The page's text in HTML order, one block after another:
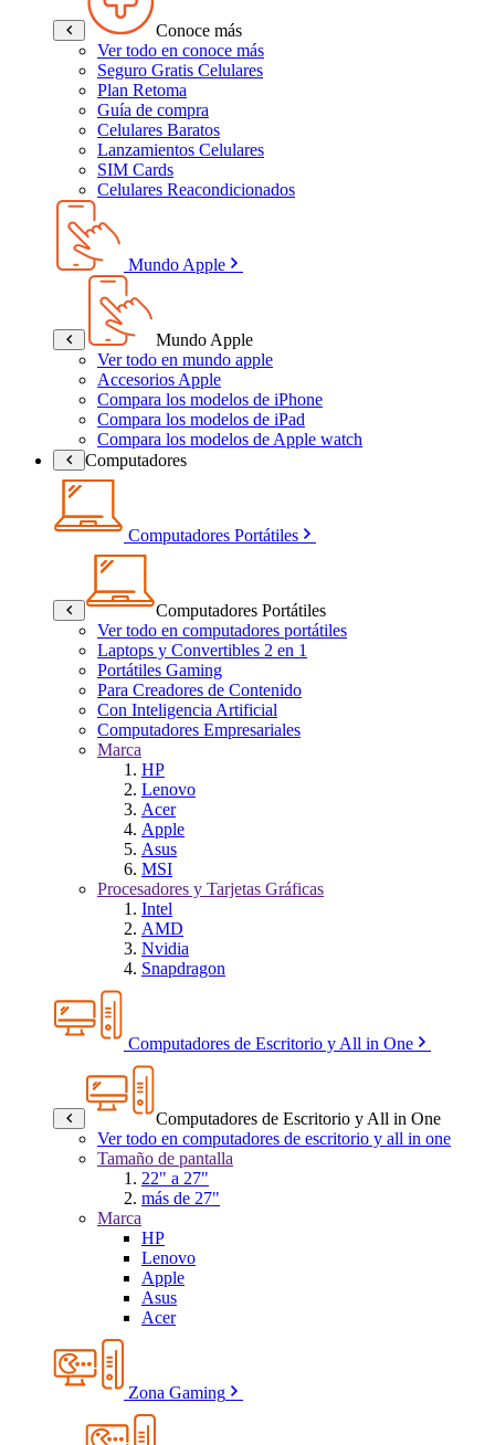
Conoce más
Ver todo en conoce más
Seguro Gratis Celulares
Plan Retoma
Guía de compra
Celulares Baratos
Lanzamientos Celulares
SIM Cards
Celulares Reacondicionados
Mundo Apple
Mundo Apple
Ver todo en mundo apple
Accesorios Apple
Compara los modelos de iPhone
Compara los modelos de iPad
Compara los modelos de Apple watch
Computadores
Computadores Portátiles
Computadores Portátiles
Ver todo en computadores portátiles
Laptops y Convertibles 2 en 1
Portátiles Gaming
Para Creadores de Contenido
Con Inteligencia Artificial
Computadores Empresariales
Marca
HP
Lenovo
Acer
Apple
Asus
MSI
Procesadores y Tarjetas Gráficas
Intel
AMD
Nvidia
Snapdragon
Computadores de Escritorio y All in One
Computadores de Escritorio y All in One
Ver todo en computadores de escritorio y all in one
Tamaño de pantalla
22" a 27"
más de 27"
Marca
HP
Lenovo
Apple
Asus
Acer
Zona Gaming